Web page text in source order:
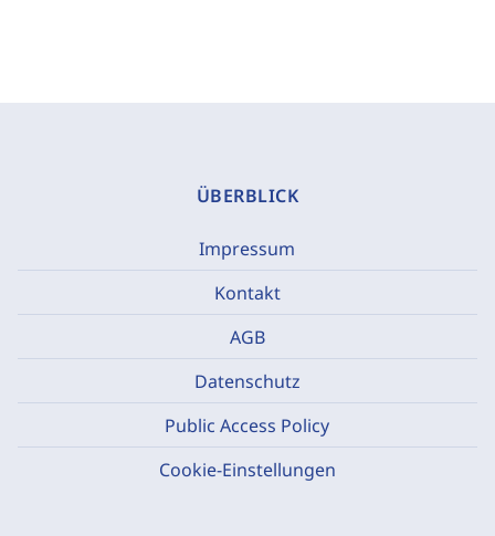
ÜBERBLICK
Impressum
Kontakt
AGB
Datenschutz
Public Access Policy
Cookie-Einstellungen